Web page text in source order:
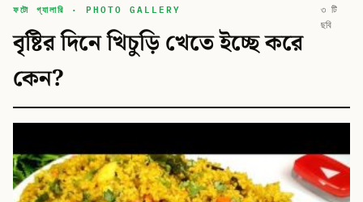
ফটো গ্যালারি · PHOTO GALLERY
বৃষ্টির দিনে খিচুড়ি খেতে ইচ্ছে করে
কেন?
৩ টি
ছবি